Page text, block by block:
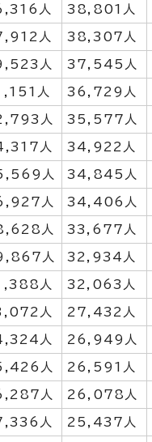
人 38,801人
人 38,307人
人 37,545人
人 36,729人
人 35,577人
人 34,922人
人 34,845人
人 34,406人
人 33,677人
人 32,934人
人 32,063人
人 27,432人
人 26,949人
人 26,591人
人 26,078人
人 25,437人